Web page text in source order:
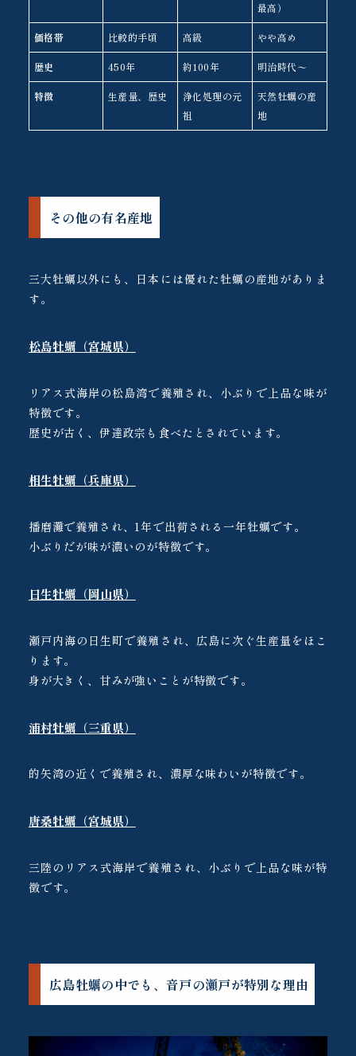
最高）
価格帯 比較的手頃 高級 やや高め
歴史 450年 約100年 明治時代〜
特徴 生産量、歴史
浄化処理の元
祖
天然牡蠣の産
地
その他の有名産地
三大牡蠣以外にも、日本には優れた牡蠣の産地がありま
す。
松島牡蠣（宮城県）
リアス式海岸の松島湾で養殖され、小ぶりで上品な味が
特徴です。
歴史が古く、伊達政宗も食べたとされています。
相生牡蠣（兵庫県）
播磨灘で養殖され、1年で出荷される一年牡蠣です。
小ぶりだが味が濃いのが特徴です。
日生牡蠣（岡山県）
瀬戸内海の日生町で養殖され、広島に次ぐ生産量をほこ
ります。
身が大きく、甘みが強いことが特徴です。
浦村牡蠣（三重県）
的矢湾の近くで養殖され、濃厚な味わいが特徴です。
唐桑牡蠣（宮城県）
三陸のリアス式海岸で養殖され、小ぶりで上品な味が特
徴です。
広島牡蠣の中でも、音戸の瀬戸が特別な理由